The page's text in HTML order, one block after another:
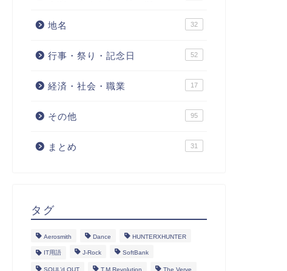
地名 32
行事・祭り・記念日 52
経済・社会・職業 17
その他 95
まとめ 31
タグ
Aerosmith Dance HUNTERXHUNTER
IT用語 J-Rock SoftBank
SOUL’d OUT T.M.Revolution The Verve